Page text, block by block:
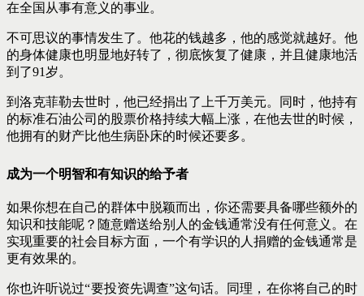
在全国从事有意义的事业。
不可思议的事情发生了。他花的钱越多，他的感觉就越好。他
的身体健康也明显地好转了，彻底恢复了健康，并且健康地活
到了91岁。
到洛克菲勒去世时，他已经捐出了上千万美元。同时，他持有
的标准石油公司的股票价格持续大幅上涨，在他去世的时候，
他拥有的财产比他生病卧床的时候还要多。
成为一个明智和有知识的给予者
如果你想在自己的群体中脱颖而出，你还需要具备哪些额外的
知识和技能呢？随意赠送给别人的金钱通常没有任何意义。在
实现重要的社会目标方面，一个有学识的人捐赠的金钱通常是
更有效果的。
你也许听说过“要投资先调查”这句话。同理，在你将自己的时